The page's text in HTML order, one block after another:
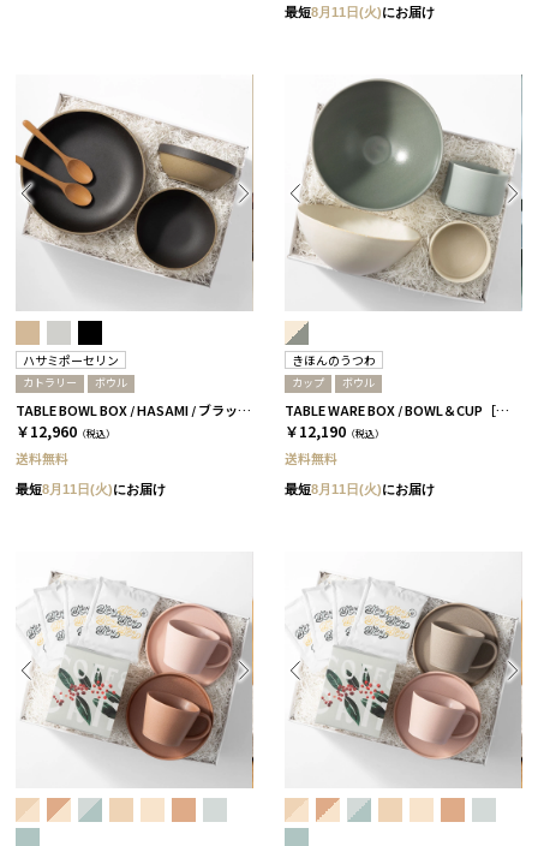
最短8月11日(火)にお届け
ハサミポーセリン
カトラリー ボウル
TABLE BOWL BOX / HASAMI / ブラック［ハサミポーセリン］
￥12,960 （税込）
送料無料
最短8月11日(火)にお届け
きほんのうつわ
カップ ボウル
TABLE WARE BOX / BOWL＆CUP［きほんのうつわ］
￥12,190 （税込）
送料無料
最短8月11日(火)にお届け